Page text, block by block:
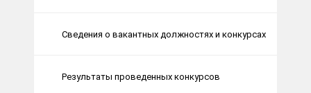
Сведения о вакантных должностях и конкурсах
Результаты проведенных конкурсов